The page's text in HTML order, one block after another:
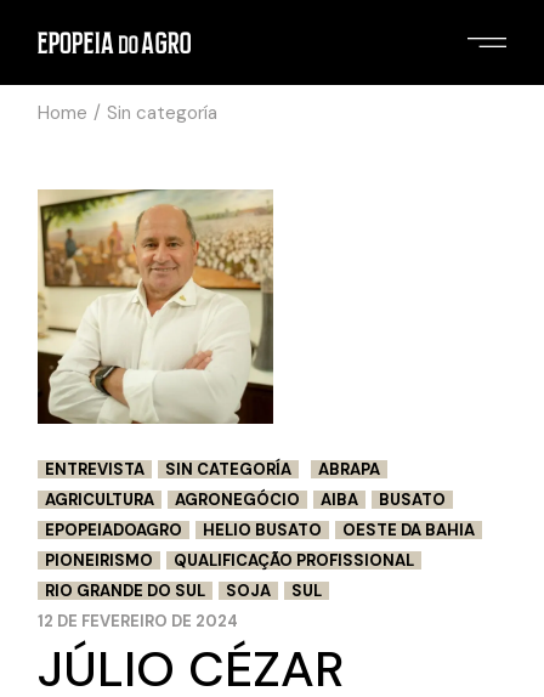
Home Sin categoría
ENTREVISTA SIN CATEGORÍA
ABRAPA
AGRICULTURA
AGRONEGÓCIO AIBA
BUSATO
EPOPEIADOAGRO
HELIO BUSATO
OESTE DA BAHIA
PIONEIRISMO
QUALIFICAÇÃO PROFISSIONAL
RIO GRANDE DO SUL
SOJA
SUL
12 DE FEVEREIRO DE 2024
JÚLIO CÉZAR